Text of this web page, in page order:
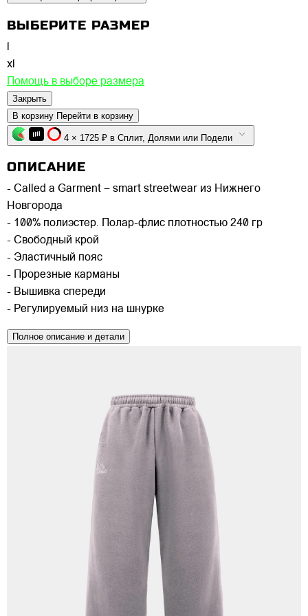
ВЫБЕРИТЕ РАЗМЕР
xl
Помощь в выборе размера
Закрыть
В корзину Перейти в корзину
4 × 1725 ₽ в Сплит, Долями или Подели
ОПИСАНИЕ
- Called a Garment – smart streetwear из Нижнего
Новгорода
- 100% полиэстер. Полар-флис плотностью 240 гр
- Свободный крой
- Эластичный пояс
- Прорезные карманы
- Вышивка спереди
- Регулируемый низ на шнурке
Полное описание и детали